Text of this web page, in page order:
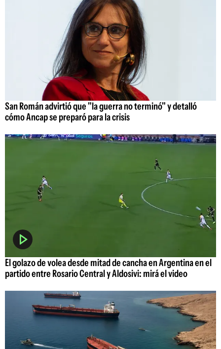
San Román advirtió que "la guerra no terminó" y detalló
cómo Ancap se preparó para la crisis
El golazo de volea desde mitad de cancha en Argentina en el
partido entre Rosario Central y Aldosivi: mirá el video